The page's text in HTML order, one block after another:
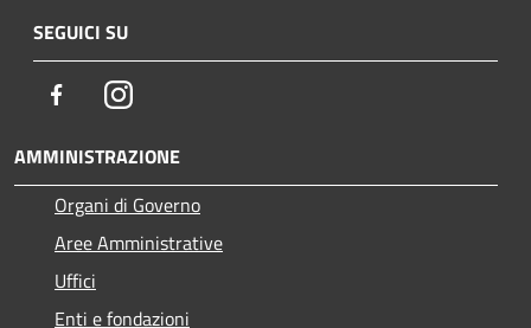
SEGUICI SU
FacebookInstagram
AMMINISTRAZIONE
Organi di Governo
Aree Amministrative
Uffici
Enti e fondazioni